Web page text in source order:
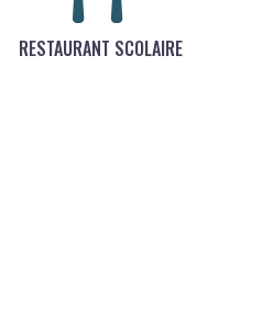
RESTAURANT SCOLAIRE